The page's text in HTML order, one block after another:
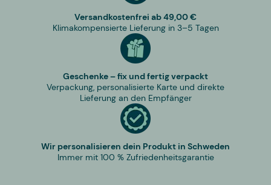
Versandkostenfrei ab 49,00 €
Klimakompensierte Lieferung in 3–5 Tagen
Geschenke – fix und fertig verpackt
Verpackung, personalisierte Karte und direkte
Lieferung an den Empfänger
Wir personalisieren dein Produkt in Schweden
Immer mit 100 % Zufriedenheitsgarantie